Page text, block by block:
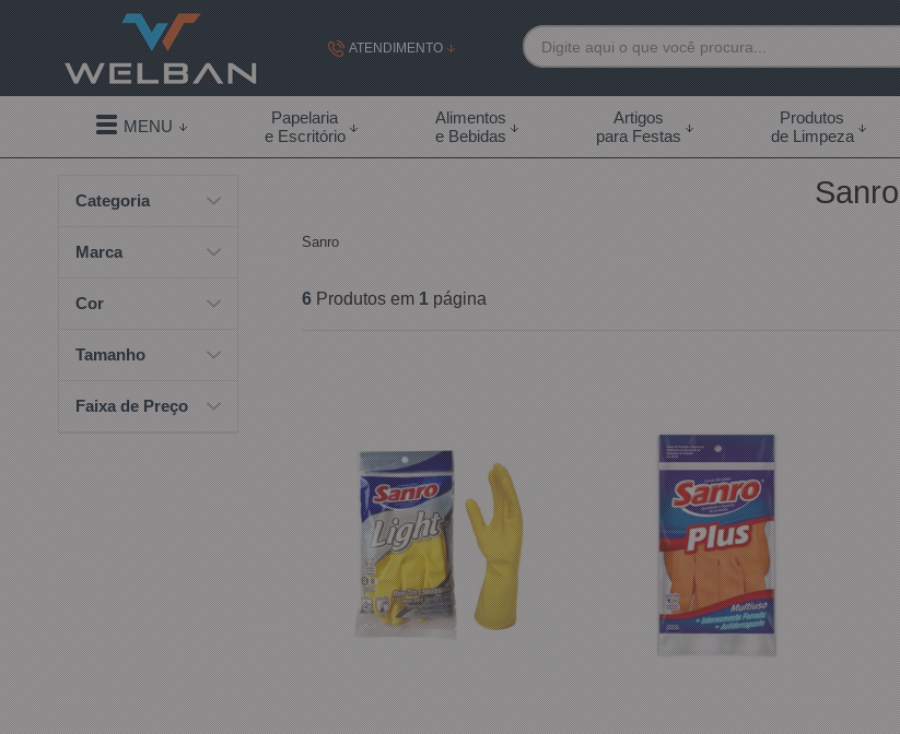
ATENDIMENTO
(19) 99855-7892
(19) 99855-7892
contato@welban.com.br
Segunda à sexta - 08:30h às 18:00h Sábados -
09:00h às 14:00h
MENU
Papelaria
e Escritório
Alimentos
e Bebidas
Artigos
para Festas
Produtos
de Limpeza
Categoria
Marca
Cor
Tamanho
Faixa de Preço
Sanro
Sanro
6 Produtos em 1 página